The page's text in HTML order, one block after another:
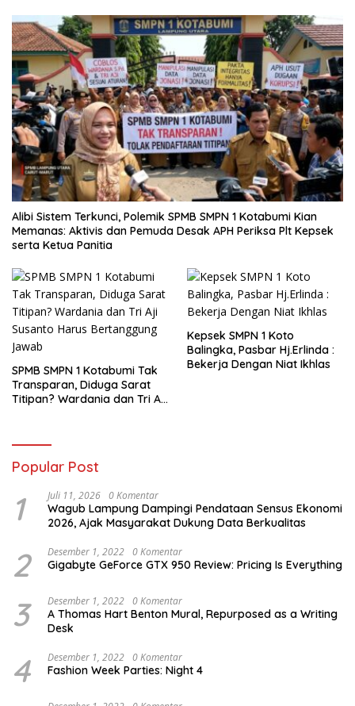
Alibi Sistem Terkunci, Polemik SPMB SMPN 1 Kotabumi Kian
Memanas: Aktivis dan Pemuda Desak APH Periksa Plt Kepsek
serta Ketua Panitia
SPMB SMPN 1 Kotabumi Tak
Transparan, Diduga Sarat
Titipan? Wardania dan Tri Aji
Kepsek SMPN 1 Koto
Balingka, Pasbar Hj.Erlinda :
Bekerja Dengan Niat Ikhlas
Popular Post
1 Juli 11, 2026 0 Komentar
Wagub Lampung Dampingi Pendataan Sensus Ekonomi
2026, Ajak Masyarakat Dukung Data Berkualitas
2 Desember 1, 2022 0 Komentar
Gigabyte GeForce GTX 950 Review: Pricing Is Everything
3 Desember 1, 2022 0 Komentar
A Thomas Hart Benton Mural, Repurposed as a Writing
Desk
4 Desember 1, 2022 0 Komentar
Fashion Week Parties: Night 4